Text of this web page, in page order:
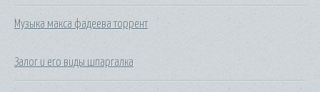
Музыка макса фадеева торрент
Залог и его виды шпаргалка